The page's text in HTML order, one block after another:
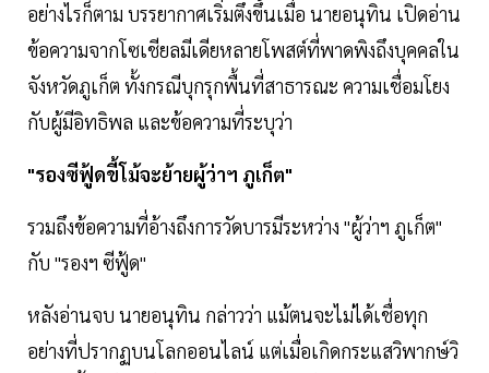
อย่างไรก็ตาม บรรยากาศเริ่มตึงขึ้นเมื่อ นายอนุทิน เปิดอ่าน
ข้อความจากโซเชียลมีเดียหลายโพสต์ที่พาดพิงถึงบุคคลใน
จังหวัดภูเก็ต ทั้งกรณีบุกรุกพื้นที่สาธารณะ ความเชื่อมโยง
กับผู้มีอิทธิพล และข้อความที่ระบุว่า
"รองซีฟู้ดขี้โม้จะย้ายผู้ว่าฯ ภูเก็ต"
รวมถึงข้อความที่อ้างถึงการวัดบารมีระหว่าง "ผู้ว่าฯ ภูเก็ต"
กับ "รองฯ ซีฟู้ด"
หลังอ่านจบ นายอนุทิน กล่าวว่า แม้ตนจะไม่ได้เชื่อทุก
อย่างที่ปรากฏบนโลกออนไลน์ แต่เมื่อเกิดกระแสวิพากษ์วิ